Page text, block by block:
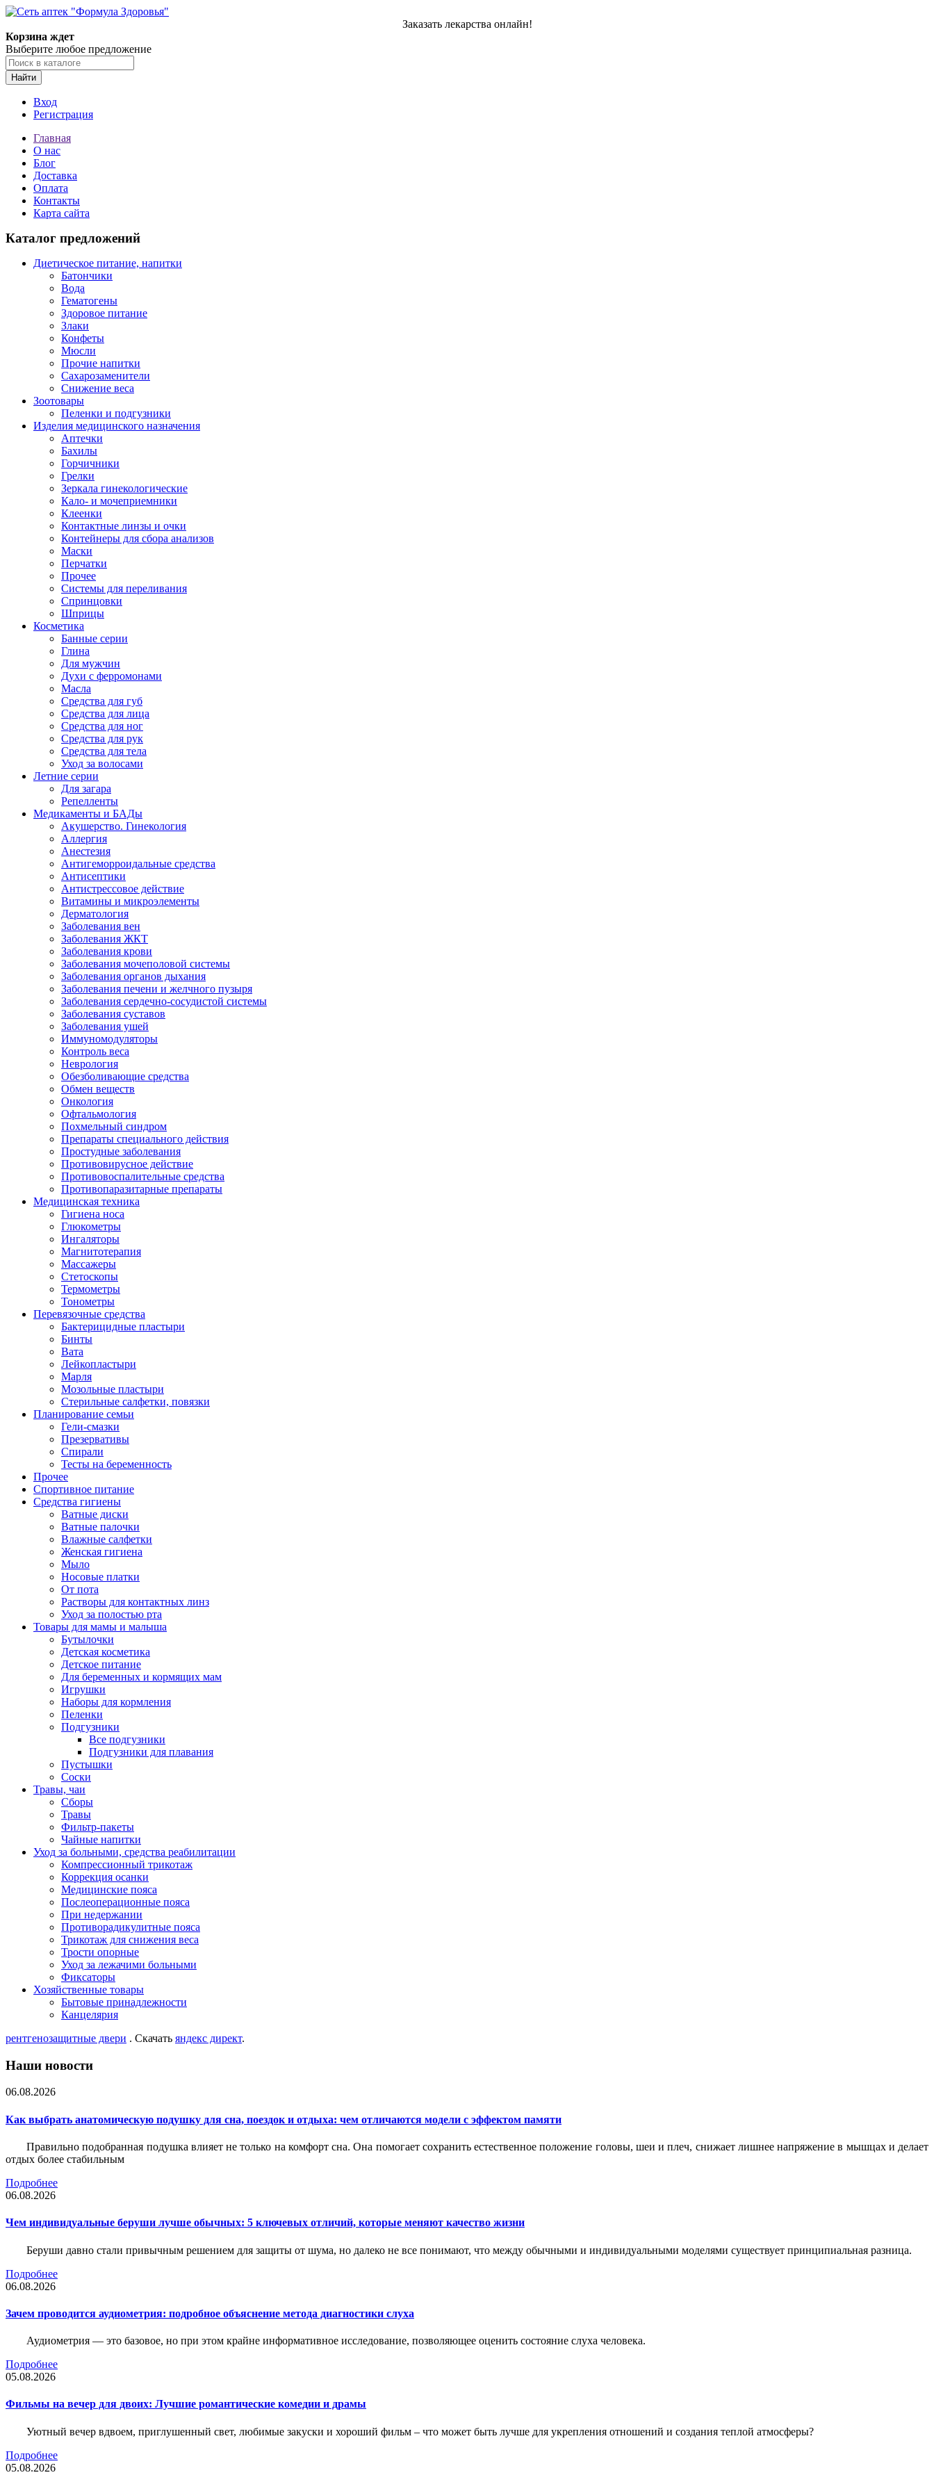
Заказать лекарства онлайн!
Корзина ждет
Выберите любое предложение
Найти
Вход
Регистрация
Главная
О нас
Блог
Доставка
Оплата
Контакты
Карта сайта
Каталог предложений
Диетическое питание, напитки
Батончики
Вода
Гематогены
Здоровое питание
Злаки
Конфеты
Мюсли
Прочие напитки
Сахарозаменители
Снижение веса
Зоотовары
Пеленки и подгузники
Изделия медицинского назначения
Аптечки
Бахилы
Горчичники
Грелки
Зеркала гинекологические
Кало- и мочеприемники
Клеенки
Контактные линзы и очки
Контейнеры для сбора анализов
Маски
Перчатки
Прочее
Системы для переливания
Спринцовки
Шприцы
Косметика
Банные серии
Глина
Для мужчин
Духи с ферромонами
Масла
Средства для губ
Средства для лица
Средства для ног
Средства для рук
Средства для тела
Уход за волосами
Летние серии
Для загара
Репелленты
Медикаменты и БАДы
Акушерство. Гинекология
Аллергия
Анестезия
Антигеморроидальные средства
Антисептики
Антистрессовое действие
Витамины и микроэлементы
Дерматология
Заболевания вен
Заболевания ЖКТ
Заболевания крови
Заболевания мочеполовой системы
Заболевания органов дыхания
Заболевания печени и желчного пузыря
Заболевания сердечно-сосудистой системы
Заболевания суставов
Заболевания ушей
Иммуномодуляторы
Контроль веса
Неврология
Обезболивающие средства
Обмен веществ
Онкология
Офтальмология
Похмельный синдром
Препараты специального действия
Простудные заболевания
Противовирусное действие
Противовоспалительные средства
Противопаразитарные препараты
Медицинская техника
Гигиена носа
Глюкометры
Ингаляторы
Магнитотерапия
Массажеры
Стетоскопы
Термометры
Тонометры
Перевязочные средства
Бактерицидные пластыри
Бинты
Вата
Лейкопластыри
Марля
Мозольные пластыри
Стерильные салфетки, повязки
Планирование семьи
Гели-смазки
Презервативы
Спирали
Тесты на беременность
Прочее
Спортивное питание
Средства гигиены
Ватные диски
Ватные палочки
Влажные салфетки
Женская гигиена
Мыло
Носовые платки
От пота
Растворы для контактных линз
Уход за полостью рта
Товары для мамы и малыша
Бутылочки
Детская косметика
Детское питание
Для беременных и кормящих мам
Игрушки
Наборы для кормления
Пеленки
Подгузники
Все подгузники
Подгузники для плавания
Пустышки
Соски
Травы, чаи
Сборы
Травы
Фильтр-пакеты
Чайные напитки
Уход за больными, средства реабилитации
Компрессионный трикотаж
Коррекция осанки
Медицинские пояса
Послеоперационные пояса
При недержании
Противорадикулитные пояса
Трикотаж для снижения веса
Трости опорные
Уход за лежачими больными
Фиксаторы
Хозяйственные товары
Бытовые принадлежности
Канцелярия
рентгенозащитные двери . Скачать яндекс директ.
Наши новости
06.08.2026
Как выбрать анатомическую подушку для сна, поездок и отдыха: чем отличаются модели с эффектом памяти
Правильно подобранная подушка влияет не только на комфорт сна. Она помогает сохранить естественное положение головы, шеи и плеч, снижает лишнее напряжение в мышцах и делает
отдых более стабильным
Подробнее
06.08.2026
Чем индивидуальные беруши лучше обычных: 5 ключевых отличий, которые меняют качество жизни
Беруши давно стали привычным решением для защиты от шума, но далеко не все понимают, что между обычными и индивидуальными моделями существует принципиальная разница.
Подробнее
06.08.2026
Зачем проводится аудиометрия: подробное объяснение метода диагностики слуха
Аудиометрия — это базовое, но при этом крайне информативное исследование, позволяющее оценить состояние слуха человека.
Подробнее
05.08.2026
Фильмы на вечер для двоих: Лучшие романтические комедии и драмы
Уютный вечер вдвоем, приглушенный свет, любимые закуски и хороший фильм – что может быть лучше для укрепления отношений и создания теплой атмосферы?
Подробнее
05.08.2026